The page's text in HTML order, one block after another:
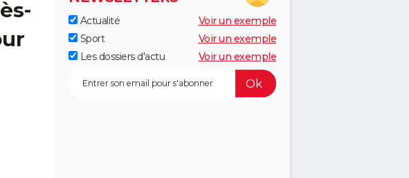
Actualité
Voir un exemple
Sport
Voir un exemple
Les dossiers d'actu
Voir un exemple